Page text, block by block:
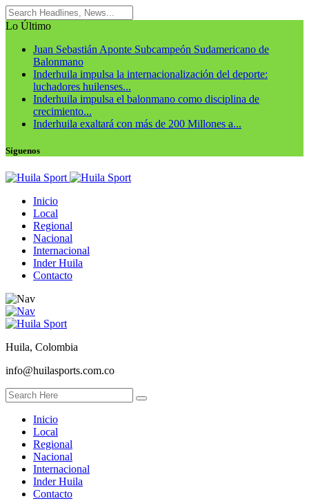
Lo Último
Juan Sebastián Aponte Subcampeón Sudamericano de
Balonmano
Inderhuila impulsa la internacionalización del deporte:
luchadores huilenses...
Inderhuila impulsa el balonmano como disciplina de
crecimiento...
Inderhuila exaltará con más de 200 Millones a...
Síguenos
Inicio
Local
Regional
Nacional
Internacional
Inder Huila
Contacto
Huila, Colombia
info@huilasports.com.co
Inicio
Local
Regional
Nacional
Internacional
Inder Huila
Contacto